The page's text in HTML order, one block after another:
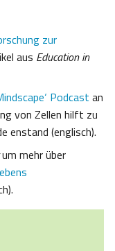
zur
aus Education in
Podcast an
von Zellen hilft zu
enstand (englisch).
um mehr über